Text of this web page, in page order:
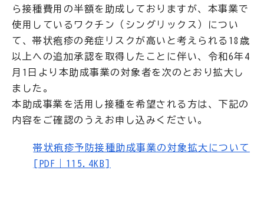
ら接種費用の半額を助成しておりますが、本事業で
使用しているワクチン（シングリックス）につい
て、帯状疱疹の発症リスクが高いと考えられる18歳
以上への追加承認を取得したことに伴い、令和6年4
月1日より本助成事業の対象者を次のとおり拡大し
ました。
本助成事業を活用し接種を希望される方は、下記の
内容をご確認のうえお申し込みください。
帯状疱疹予防接種助成事業の対象拡大について
[PDF｜115.4KB]